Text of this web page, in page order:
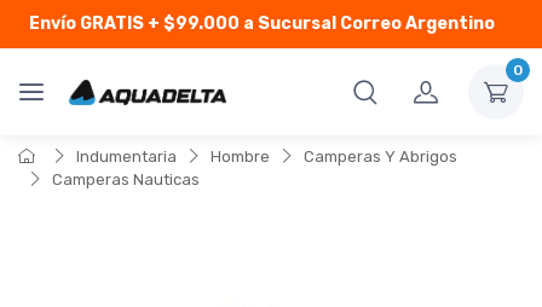
Envío GRATIS+ $99.000 a Sucursal Correo Argentino
0
Indumentaria Hombre
Camperas Y Abrigos
Camperas Nauticas